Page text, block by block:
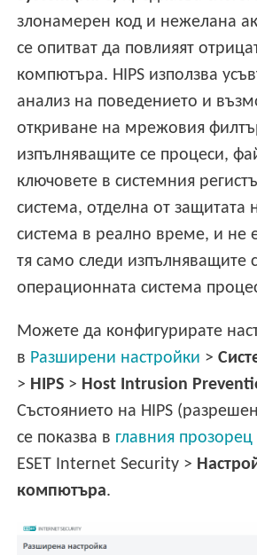
злонамерен код и нежелана
се опитват да повлияят
компютъра. HIPS използва
анализ на поведението и
откриване на мрежовия
изпълняващите се процеси,
ключовете в системния
система, отделна от защитата
система в реално време, и не
тя само следи изпълняващите
операционната система
Можете да конфигурирате
в Разширени настройки >
> HIPS > Host Intrusion
Състоянието на HIPS
се показва в главния
ESET Internet Security >
компютъра.